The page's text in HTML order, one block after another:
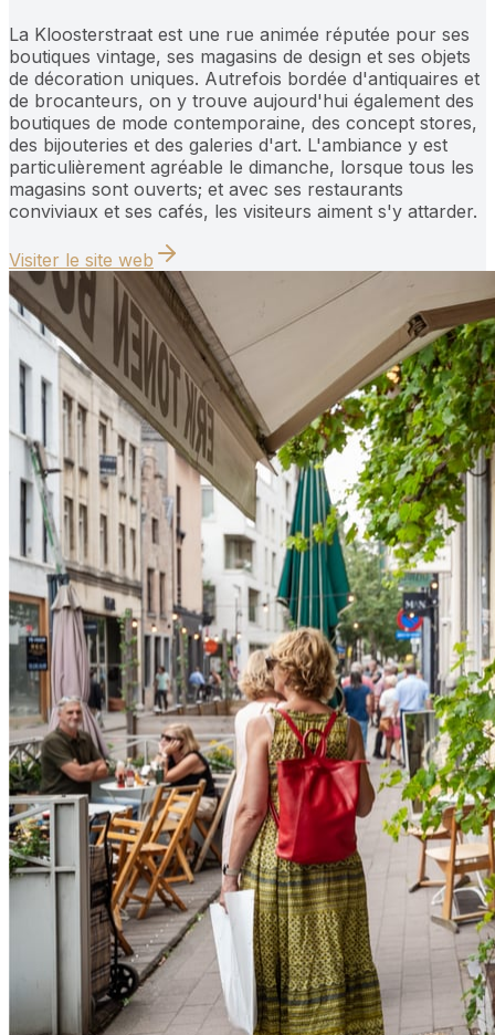
La Kloosterstraat est une rue animée réputée pour ses
boutiques vintage, ses magasins de design et ses objets
de décoration uniques. Autrefois bordée d'antiquaires et
de brocanteurs, on y trouve aujourd'hui également des
boutiques de mode contemporaine, des concept stores,
des bijouteries et des galeries d'art. L'ambiance y est
particulièrement agréable le dimanche, lorsque tous les
magasins sont ouverts; et avec ses restaurants
conviviaux et ses cafés, les visiteurs aiment s'y attarder.
Visiter le site web